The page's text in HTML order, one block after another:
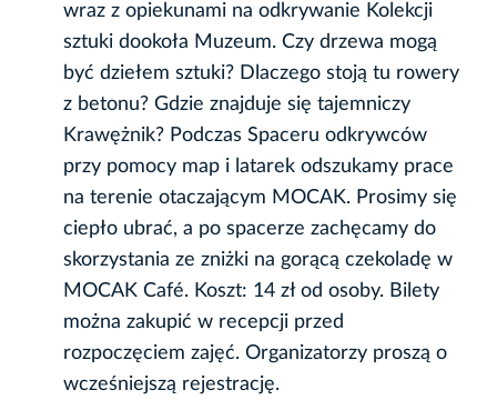
wraz z opiekunami na odkrywanie Kolekcji
sztuki dookoła Muzeum. Czy drzewa mogą
być dziełem sztuki? Dlaczego stoją tu rowery
z betonu? Gdzie znajduje się tajemniczy
Krawężnik? Podczas Spaceru odkrywców
przy pomocy map i latarek odszukamy prace
na terenie otaczającym MOCAK. Prosimy się
ciepło ubrać, a po spacerze zachęcamy do
skorzystania ze zniżki na gorącą czekoladę w
MOCAK Café. Koszt: 14 zł od osoby. Bilety
można zakupić w recepcji przed
rozpoczęciem zajęć. Organizatorzy proszą o
wcześniejszą rejestrację.